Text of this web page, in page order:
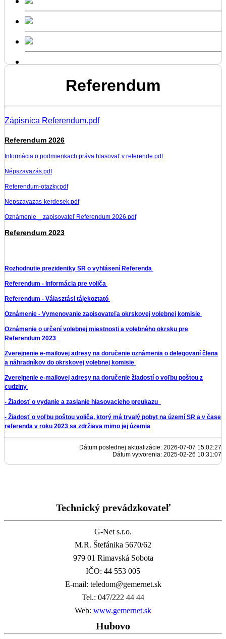
Referendum
Zápisnica Referendum.pdf
Referendum 2026
Informácia o podmienkach práva hlasovať v referende.pdf
Népszavazás.pdf
Referendum-otazky.pdf
Nepszavazas-kerdesek.pdf
Oznámenie _ zapisovateľ Referendum 2026.pdf
Referendum 2023
Rozhodnutie prezidentky SR o vyhlásení Referenda
Referendum - Informácia pre voliča
Referendum - Választási tájekoztató
Oznámenie - Vymenovanie zapisovateľa okrskovej volebnej komisie
Oznámenie o určení volebnej miestnosti a volebného okrsku pre
Referendum 2023
Zverejnenie e-mailovej adresy na doručenie oznámenia o delegovaní člena
a náhradníkov do okrskovej volebnej komisie
Zverejnenie e-mailovej adresy na doručenie žiadostí o voľbu poštou z
cudziny
- Žiadosť o vydanie a zaslanie hlasovacieho preukazu
- Žiadosť o voľbu poštou voliča, ktorý má trvalý pobyt na území SR a v čase
referenda v roku 2023 sa zdržiava mimo jej územia
Dátum poslednej aktualizácie: 2026-07-07 15:02:27
Dátum vytvorenia: 2025-02-26 10:31:07
Technický prevádzkovateľ
G-Net s.r.o.
M.R. Štefánika 5670/62
979 01 Rimavská Sobota
IČO: 44 553 005
E-mail: teledom@gemernet.sk
Tel.: 047/222 44 44
Web: www.gemernet.sk
Hubovo